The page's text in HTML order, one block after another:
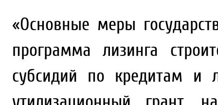
«Основные меры
программа лизинга
субсидий по кредитам и